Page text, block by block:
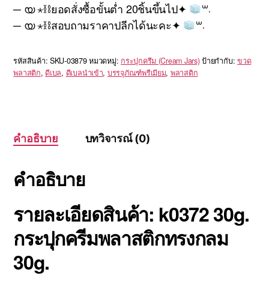
─ യ ⋆⛓ยอดสั่งซื้อขั้นต่ำ 20ชิ้นขึ้นไป✦
꒳˓
─ യ ⋆⛓สอบถามราคาปลีกได้นะคะ✦
꒳˓
รหัสสินค้า: SKU-03879 หมวดหมู่: กระปุกครีม (Cream Jars) ป้ายกำกับ:ขวด
พลาสติก,ดีเบล, ดีเบลนำเข้า, บรรจุภัณฑ์พรีเมียม, พลาสติก
คำอธิบาย บทวิจารณ์ (0)
คำอธิบาย
รายละเอียดสินค้า: k0372 30g.
กระปุกครีมพลาสติกทรงกลม
30g.